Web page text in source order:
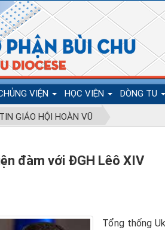
VIỆN HỌC VIỆN DÒNG TU
TIN GIÁO HỘI HOÀN VŨ
đàm với ĐGH Lêô XIV
Tổng thống